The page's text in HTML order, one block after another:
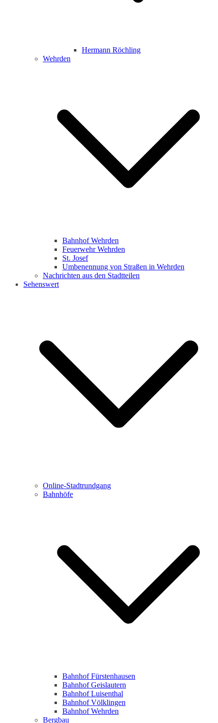
Hermann Röchling
Wehrden
Bahnhof Wehrden
Feuerwehr Wehrden
St. Josef
Umbenennung von Straßen in Wehrden
Nachrichten aus den Stadtteilen
Sehenswert
Online-Stadtrundgang
Bahnhöfe
Bahnhof Fürstenhausen
Bahnhof Geislautern
Bahnhof Luisenthal
Bahnhof Völklingen
Bahnhof Wehrden
Bergbau